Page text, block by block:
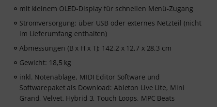
mit kleinem OLED-Display für schnellen Menü-Zugang
Stromversorgung: über USB oder externes Netzteil (nicht
im Lieferumfang enthalten)
Abmessungen (B x H x T): 142,2 x 12,7 x 28,3 cm
Gewicht: 18,5 kg
inkl. Notenablage, MIDI Editor Software und
Softwarepaket als Download: Ableton Live Lite, Mini
Grand, Velvet, Hybrid 3, Touch Loops, MPC Beats